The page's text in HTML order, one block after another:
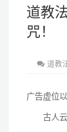
道教
咒！
道教
广告虚
古人云